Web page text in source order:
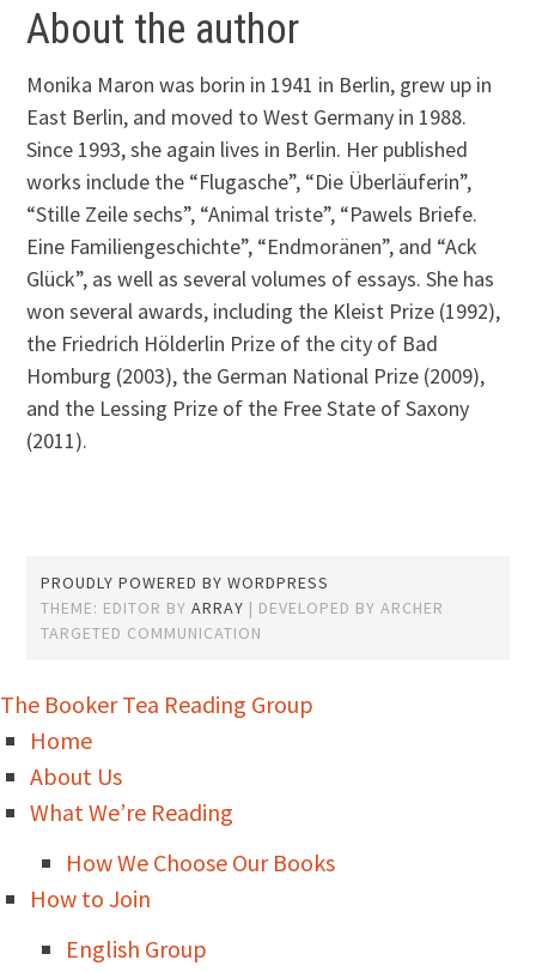
About the author
Monika Maron was borin in 1941 in Berlin, grew up in
East Berlin, and moved to West Germany in 1988.
Since 1993, she again lives in Berlin. Her published
works include the “Flugasche”, “Die Überläuferin”,
“Stille Zeile sechs”, “Animal triste”, “Pawels Briefe.
Eine Familiengeschichte”, “Endmoränen”, and “Ack
Glück”, as well as several volumes of essays. She has
won several awards, including the Kleist Prize (1992),
the Friedrich Hölderlin Prize of the city of Bad
Homburg (2003), the German National Prize (2009),
and the Lessing Prize of the Free State of Saxony
(2011).
PROUDLY POWERED BY WORDPRESS
THEME: EDITOR BYARRAY
The Booker Tea Reading Group
Home
About Us
What We’re Reading
How We Choose Our Books
How to Join
English Group